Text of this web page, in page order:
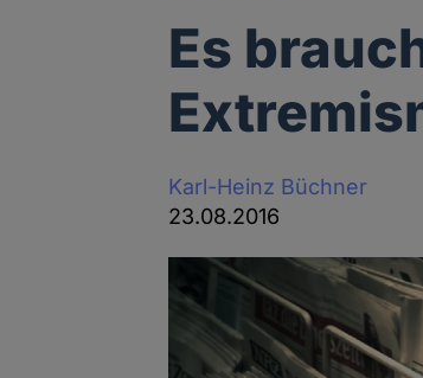
Es
Karl-Heinz Büchner
23.08.2016